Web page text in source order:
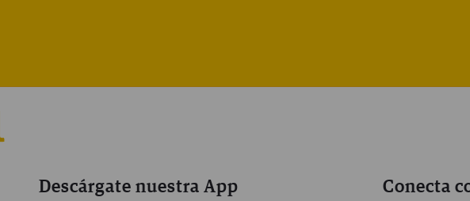
Descárgate nuestra App Conecta